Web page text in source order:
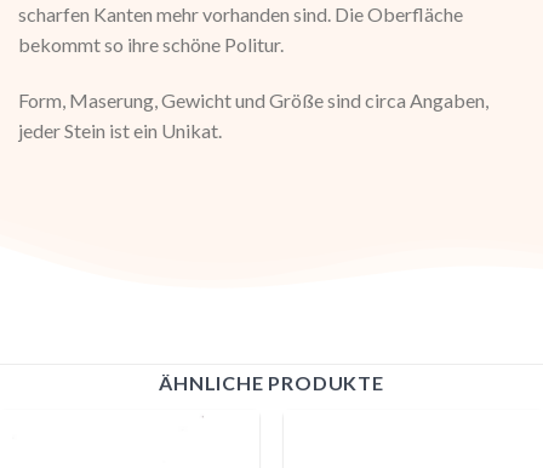
scharfen Kanten mehr vorhanden sind. Die Oberfläche
bekommt so ihre schöne Politur.
Form, Maserung, Gewicht und Größe sind circa Angaben,
jeder Stein ist ein Unikat.
ÄHNLICHE PRODUKTE